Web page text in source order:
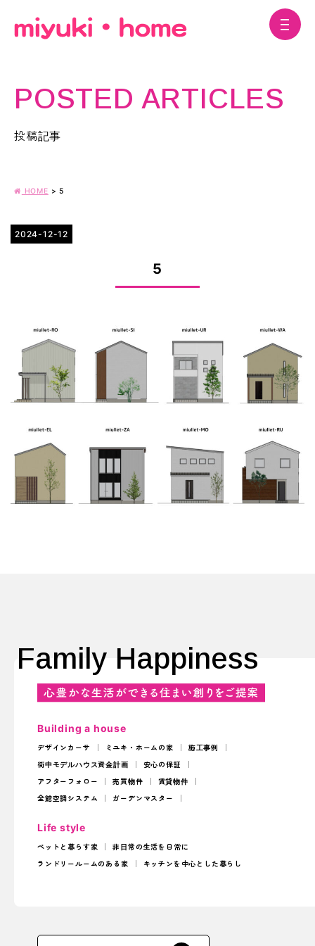
POSTED ARTICLES
投稿記事
HOME >5
2024-12-12
5
Family Happiness
Building a house
デザインカーサ ミユキ・ホームの家
施工事例
街中モデルハウス資金計画
安心の保証
アフターフォロー
売買物件
賃貸物件
全館空調システム
ガーデンマスター
Life style
ペットと暮らす家
非日常の生活を日常に
ランドリールームのある家
キッチンを中心とした暮らし